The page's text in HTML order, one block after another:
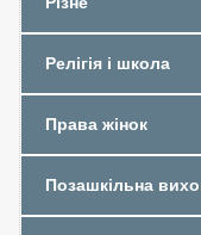
Релігія і школа
Права жінок
Позашкільна